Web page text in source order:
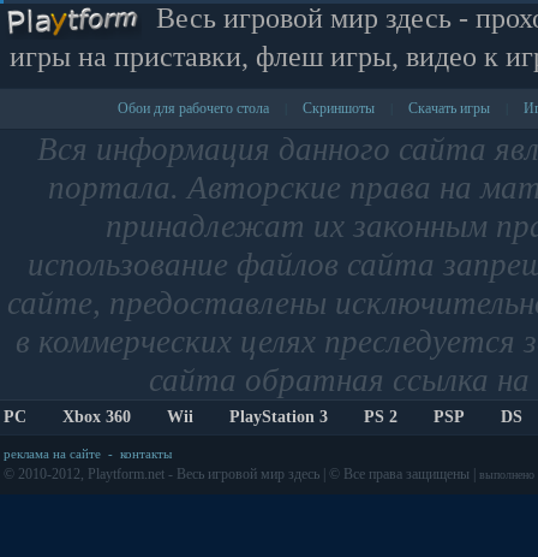
Весь игровой мир здесь -
игры на приставки, флеш игры, видео к
Обои для рабочего стола Скриншоты Скачать игры
Вся информация данного сайта
портала. Авторские права на
принадлежат их законным
использование файлов сайта
сайте, предоставлены
в коммерческих целях
сайта обратная ссылка
PC Xbox 360 Wii PlayStation 3 PS 2 PSP DS
реклама на сайте - контакты
© 2010-2012, Playtform.net - Весь игровой мир здесь | © Все права защищены | выполнено